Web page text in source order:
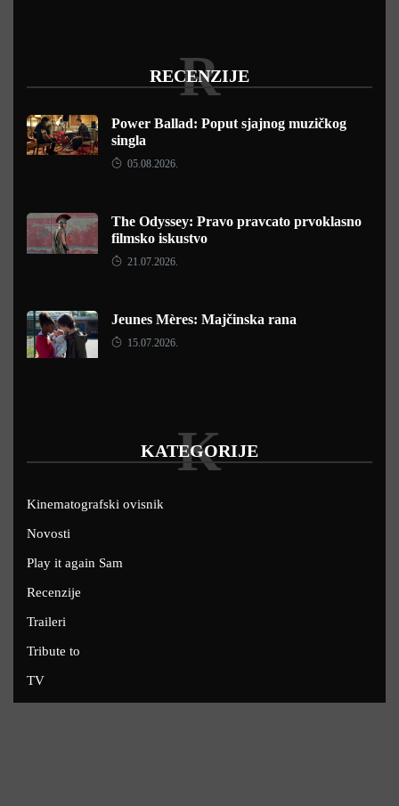
RECENZIJE
R
Power Ballad: Poput sjajnog muzičkog
singla
05.08.2026.
The Odyssey: Pravo pravcato prvoklasno
filmsko iskustvo
21.07.2026.
Jeunes Mères: Majčinska rana
15.07.2026.
KATEGORIJE
K
Kinematografski ovisnik
Novosti
Play it again Sam
Recenzije
Traileri
Tribute to
TV